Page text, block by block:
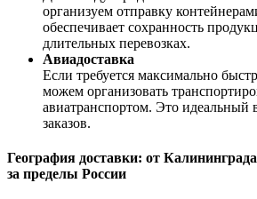
организуем отправку
обеспечивает сохранность
длительных перевозках.
Авиадоставка
Если требуется максимально
можем организовать
авиатранспортом. Это идеальный
заказов.
География доставки: от
за пределы России